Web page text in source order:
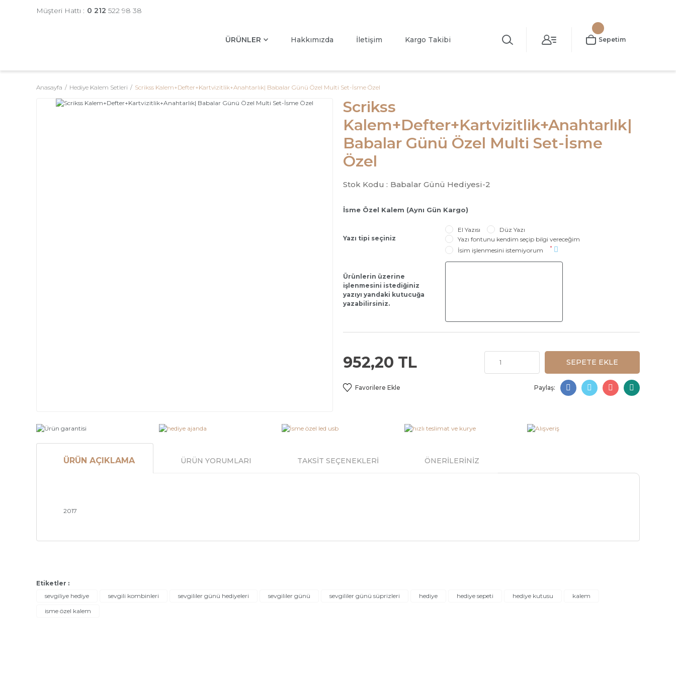
Müşteri Hattı : 0 212 522 98 38
ÜRÜNLER Hakkımızda İletişim Kargo Takibi Sepetim
Anasayfa Hediye Kalem Setleri Scrikss Kalem+Defter+Kartvizitlik+Anahtarlık| Babalar Günü Özel Multi Set-İsme Özel
Scrikss
Kalem+Defter+Kartvizitlik+Anahtarlık|
Babalar Günü Özel Multi Set-İsme
Özel
Stok Kodu : Babalar Günü Hediyesi-2
İsme Özel Kalem (Aynı Gün Kargo)
Yazı tipi seçiniz
El Yazısı
Düz Yazı
Yazı fontunu kendim seçip bilgi vereceğim
İsim işlenmesini istemiyorum
*
Ürünlerin üzerine
işlenmesini istediğiniz
yazıyı yandaki kutucuğa
yazabilirsiniz.
952,20 TL SEPETE EKLE
Paylaş:
ÜRÜN AÇIKLAMA ÜRÜN YORUMLARI TAKSİT SEÇENEKLERİ ÖNERİLERİNİZ
2017
Bu ürüne ilk yorumu siz yapın!
Görüş ve önerileriniz için teşekkür ederiz.
Ürün resmi kalitesiz, bozuk veya görüntülenemiyor.
Etiketler :
sevgiliye hediye
sevgili kombinleri sevgililer günü hediyeleri sevgililer günü sevgililer günü süprizleri hediye hediye sepeti hediye kutusu
kalem
isme özel kalem